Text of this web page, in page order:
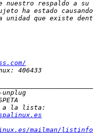
mailman/